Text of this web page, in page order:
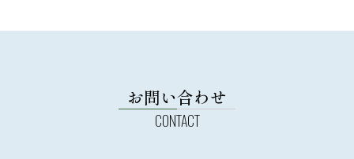
お問い合わせ